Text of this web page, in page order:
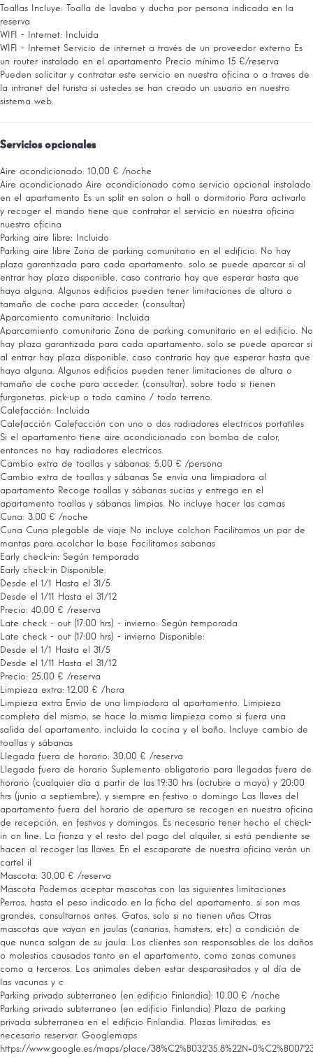
Toallas
Incluye: Toalla de lavabo y ducha por persona indicada en la
reserva
WIFI - Internet: Incluida
WIFI - Internet Servicio de internet a través de un proveedor externo Es
un router instalado en el apartamento Precio mínimo 15 €/reserva
Pueden solicitar y contratar este servicio en nuestra oficina o a traves de
la intranet del turista si ustedes se han creado un usuario en nuestro
sistema web.
Servicios opcionales
Aire acondicionado: 10,00 € /noche
Aire acondicionado Aire acondicionado como servicio opcional instalado
en el apartamento Es un split en salon o hall o dormitorio Para activarlo
y recoger el mando tiene que contratar el servicio en nuestra oficina
nuestra oficina
Parking aire libre: Incluido
Parking aire libre Zona de parking comunitario en el edificio. No hay
plaza garantizada para cada apartamento, solo se puede aparcar si al
entrar hay plaza disponible, caso contrario hay que esperar hasta que
haya alguna. Algunos edificios pueden tener limitaciones de altura o
tamaño de coche para acceder, (consultar)
Aparcamiento comunitario: Incluida
Aparcamiento comunitario Zona de parking comunitario en el edificio. No
hay plaza garantizada para cada apartamento, solo se puede aparcar si
al entrar hay plaza disponible, caso contrario hay que esperar hasta que
haya alguna. Algunos edificios pueden tener limitaciones de altura o
tamaño de coche para acceder, (consultar), sobre todo si tienen
furgonetas, pick-up o todo camino / todo terreno.
Calefacción: Incluida
Calefacción Calefacción con uno o dos radiadores electricos portatiles
Si el apartamento tiene aire acondicionado con bomba de calor,
entonces no hay radiadores electricos.
Cambio extra de toallas y sábanas: 5,00 € /persona
Cambio extra de toallas y sábanas Se envía una limpiadora al
apartamento Recoge toallas y sábanas sucias y entrega en el
apartamento toallas y sábanas limpias. No incluye hacer las camas
Cuna: 3,00 € /noche
Cuna Cuna plegable de viaje No incluye colchon Facilitamos un par de
mantas para acolchar la base Facilitamos sabanas
Early check-in: Según temporada
Early check-in Disponible:
Desde el 1/1 Hasta el 31/5
Desde el 1/11 Hasta el 31/12
Precio: 40,00 € /reserva
Late check - out (17:00 hrs) - invierno: Según temporada
Late check - out (17:00 hrs) - invierno Disponible:
Desde el 1/1 Hasta el 31/5
Desde el 1/11 Hasta el 31/12
Precio: 25,00 € /reserva
Limpieza extra: 12,00 € /hora
Limpieza extra Envío de una limpiadora al apartamento. Limpieza
completa del mismo, se hace la misma limpieza como si fuera una
salida del apartamento, incluida la cocina y el baño. Incluye cambio de
toallas y sábanas
Llegada fuera de horario: 30,00 € /reserva
Llegada fuera de horario Suplemento obligatorio para llegadas fuera de
horario (cualquier día a partir de las 19:30 hrs (octubre a mayo) y 20:00
hrs (junio a septiembre), y siempre en festivo o domingo Las llaves del
apartamento fuera del horario de apertura se recogen en nuestra oficina
de recepción, en festivos y domingos. Es necesario tener hecho el check-
in on line. La fianza y el resto del pago del alquiler, si está pendiente se
hacen al recoger las llaves. En el escaparate de nuestra oficina verán un
cartel il
Mascota: 30,00 € /reserva
Mascota Podemos aceptar mascotas con las siguientes limitaciones
Perros, hasta el peso indicado en la ficha del apartamento, si son mas
grandes, consultarnos antes. Gatos, solo si no tienen uñas Otras
mascotas que vayan en jaulas (canarios, hamsters, etc) a condición de
que nunca salgan de su jaula. Los clientes son responsables de los daños
o molestias causados tanto en el apartamento, como zonas comunes
como a terceros. Los animales deben estar desparasitados y al día de
las vacunas y c
Parking privado subterraneo (en edificio Finlandia): 10,00 € /noche
Parking privado subterraneo (en edificio Finlandia) Plaza de parking
privada subterranea en el edificio Finlandia. Plazas limitadas, es
necesario reservar. Googlemaps
https://www.google.es/maps/place/